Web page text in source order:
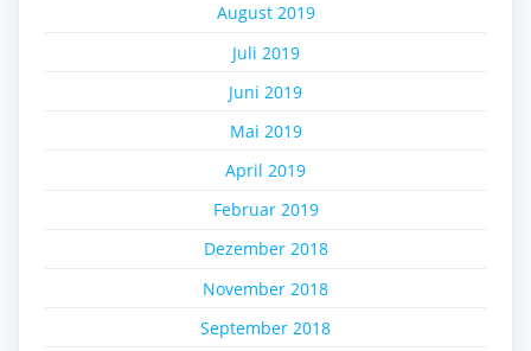
August 2019
Juli 2019
Juni 2019
Mai 2019
April 2019
Februar 2019
Dezember 2018
November 2018
September 2018